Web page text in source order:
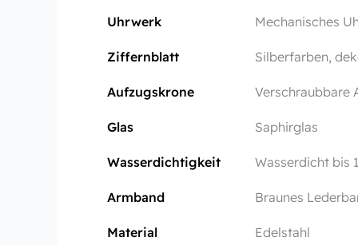
Uhrwerk Mechanisches
Ziffernblatt Silberfarben,
Aufzugskrone Verschraubbare
Glas Saphirglas
Wasserdichtigkeit Wasserdicht bis
Armband Braunes
Material Edelstahl